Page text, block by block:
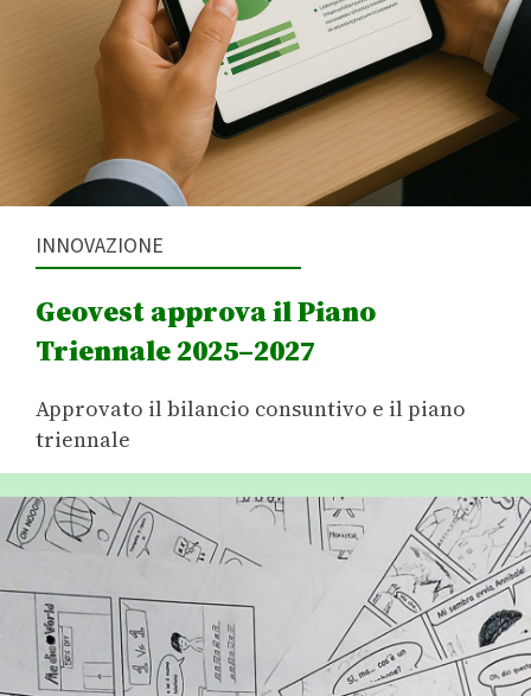
INNOVAZIONE
Geovest approva il Piano
Triennale 2025–2027
Approvato il bilancio consuntivo e il piano
triennale